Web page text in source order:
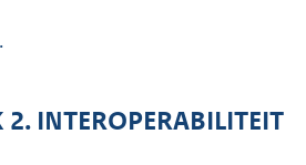
INTEROPERABILITEIT